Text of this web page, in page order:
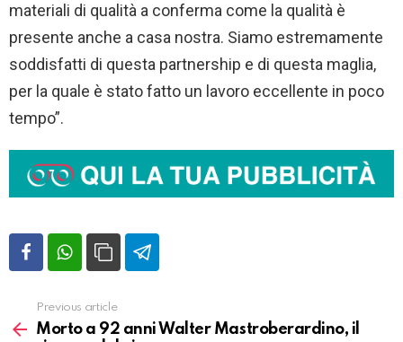
materiali di qualità a conferma come la qualità è
presente anche a casa nostra. Siamo estremamente
soddisfatti di questa partnership e di questa maglia,
per la quale è stato fatto un lavoro eccellente in poco
tempo”.
Vedi
altro
Previous article
Morto a 92 anni Walter Mastroberardino, il